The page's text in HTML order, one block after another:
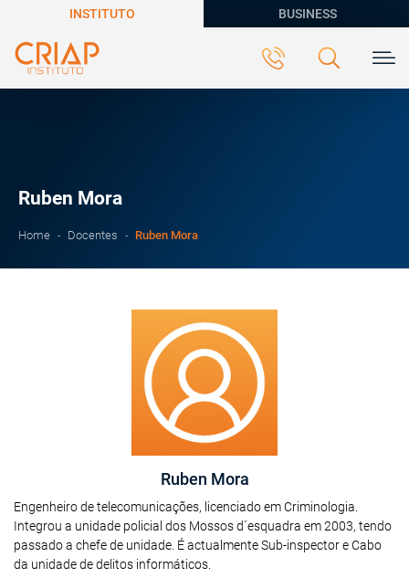
INSTITUTO BUSINESS
Ruben Mora
Home Docentes Ruben Mora
Ruben Mora
Engenheiro de telecomunicações, licenciado em Criminologia.
Integrou a unidade policial dos Mossos d´esquadra em 2003, tendo
passado a chefe de unidade. É actualmente Sub-inspector e Cabo
da unidade de delitos informáticos.